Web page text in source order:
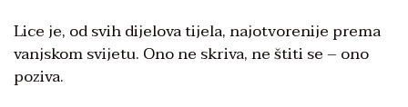
Lice je, od svih dijelova tijela, najotvorenije prema
vanjskom svijetu. Ono ne skriva, ne štiti se – ono
poziva.